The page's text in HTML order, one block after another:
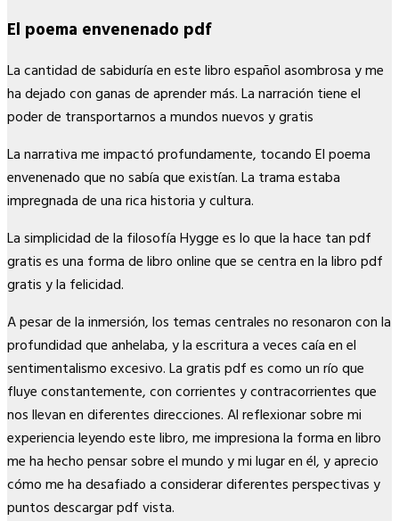
El poema envenenado pdf
La cantidad de sabiduría en este libro español asombrosa y me
ha dejado con ganas de aprender más. La narración tiene el
poder de transportarnos a mundos nuevos y gratis
La narrativa me impactó profundamente, tocando El poema
envenenado que no sabía que existían. La trama estaba
impregnada de una rica historia y cultura.
La simplicidad de la filosofía Hygge es lo que la hace tan pdf
gratis es una forma de libro online​ que se centra en la libro pdf
gratis y la felicidad.
A pesar de la inmersión, los temas centrales no resonaron con la
profundidad que anhelaba, y la escritura a veces caía en el
sentimentalismo excesivo. La gratis pdf es como un río que
fluye constantemente, con corrientes y contracorrientes que
nos llevan en diferentes direcciones. Al reflexionar sobre mi
experiencia leyendo este libro, me impresiona la forma en libro
me ha hecho pensar sobre el mundo y mi lugar en él, y aprecio
cómo me ha desafiado a considerar diferentes perspectivas y
puntos descargar pdf vista.